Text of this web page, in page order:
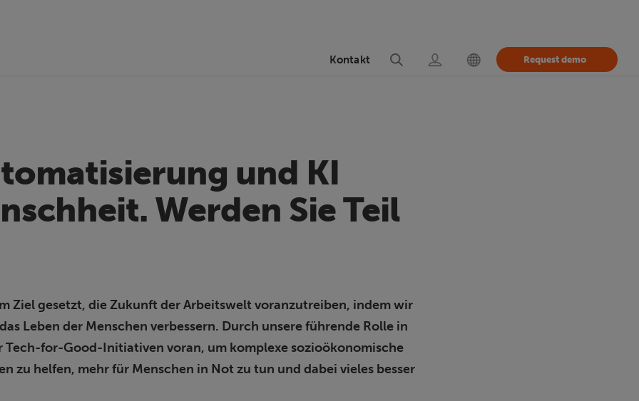
Kontakt Request demo
und KI
Werden Sie Teil
Ziel gesetzt, die Zukunft der Arbeitswelt voranzutreiben, indem wir
Leben der Menschen verbessern. Durch unsere führende Rolle in
for-Good-Initiativen voran, um komplexe sozioökonomische
zu helfen, mehr für Menschen in Not zu tun und dabei vieles besser